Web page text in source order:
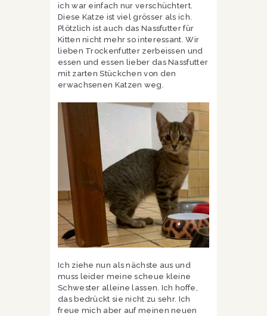
ich war einfach nur verschüchtert.
Diese Katze ist viel grösser als ich.
Plötzlich ist auch das Nassfutter für
Kitten nicht mehr so interessant. Wir
lieben Trockenfutter zerbeissen und
essen und essen lieber das Nassfutter
mit zarten Stückchen von den
erwachsenen Katzen weg.
Ich ziehe nun als nächste aus und
muss leider meine scheue kleine
Schwester alleine lassen. Ich hoffe,
das bedrückt sie nicht zu sehr. Ich
freue mich aber auf meinen neuen